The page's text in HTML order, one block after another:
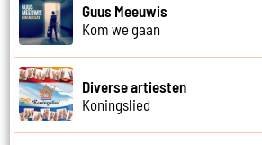
Guus Meeuwis
Kom we gaan
Diverse artiesten
Koningslied